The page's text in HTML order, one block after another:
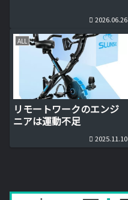
2026.06.26
ALL
リモートワークのエンジ
ニアは運動不足
2025.11.10